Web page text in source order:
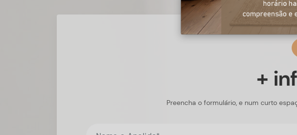
+
Preencha o formulário, e num curto